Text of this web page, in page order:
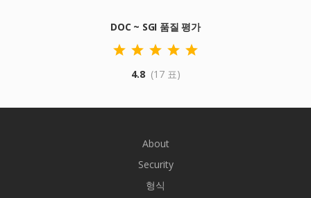
DOC ~ SGI 품질 평가
4.8 (17 표)
About
Security
형식